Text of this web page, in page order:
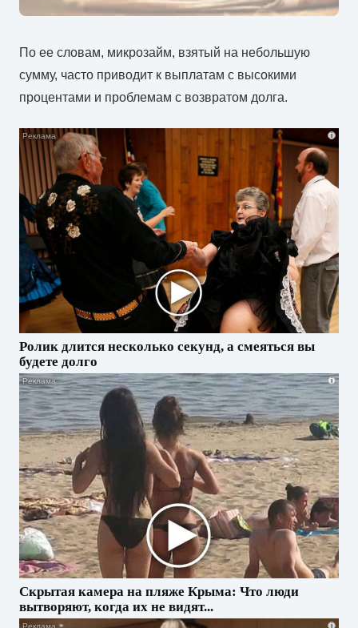
По ее словам, микрозайм, взятый на небольшую
сумму, часто приводит к выплатам с высокими
процентами и проблемам с возвратом долга.
i
Ролик длится несколько секунд, а смеяться вы
будете долго
i
Скрытая камера на пляже Крыма: Что люди
вытворяют, когда их не видят...
i